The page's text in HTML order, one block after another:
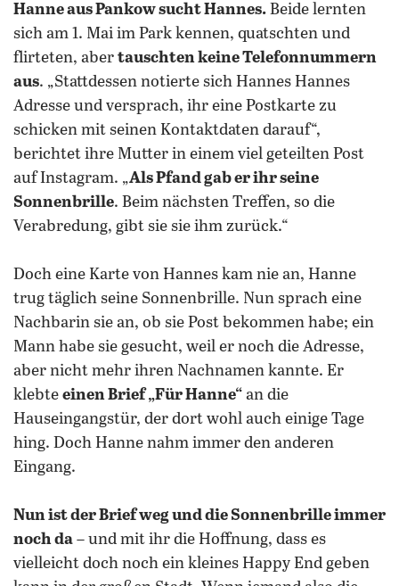
Hanne aus Pankow sucht Hannes. Beide lernten
sich am 1. Mai im Park kennen, quatschten und
flirteten, aber tauschten keine Telefonnummern
aus. „Stattdessen notierte sich Hannes Hannes
Adresse und versprach, ihr eine Postkarte zu
schicken mit seinen Kontaktdaten darauf“,
berichtet ihre Mutter in einem viel geteilten Post
auf Instagram. „Als Pfand gab er ihr seine
Sonnenbrille. Beim nächsten Treffen, so die
Verabredung, gibt sie sie ihm zurück.“
Doch eine Karte von Hannes kam nie an, Hanne
trug täglich seine Sonnenbrille. Nun sprach eine
Nachbarin sie an, ob sie Post bekommen habe; ein
Mann habe sie gesucht, weil er noch die Adresse,
aber nicht mehr ihren Nachnamen kannte. Er
klebte einen Brief „Für Hanne“ an die
Hauseingangstür, der dort wohl auch einige Tage
hing. Doch Hanne nahm immer den anderen
Eingang.
Nun ist der Brief weg und die Sonnenbrille immer
noch da – und mit ihr die Hoffnung, dass es
vielleicht doch noch ein kleines Happy End geben